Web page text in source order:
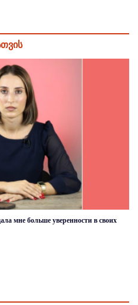
мне больше уверенности в своих